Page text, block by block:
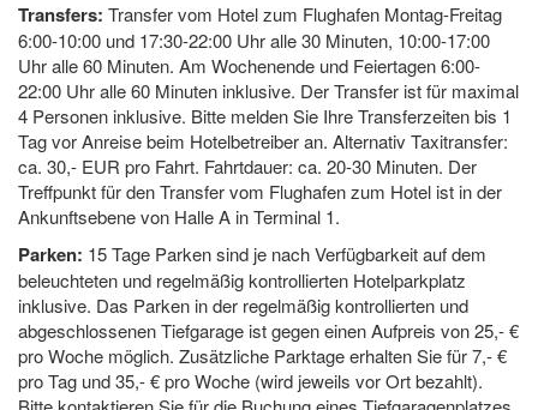
Transfers: Transfer vom Hotel zum Flughafen Montag-Freitag
6:00-10:00 und 17:30-22:00 Uhr alle 30 Minuten, 10:00-17:00
Uhr alle 60 Minuten. Am Wochenende und Feiertagen 6:00-
22:00 Uhr alle 60 Minuten inklusive. Der Transfer ist für maximal
4 Personen inklusive. Bitte melden Sie Ihre Transferzeiten bis 1
Tag vor Anreise beim Hotelbetreiber an. Alternativ Taxitransfer:
ca. 30,- EUR pro Fahrt. Fahrtdauer: ca. 20-30 Minuten. Der
Treffpunkt für den Transfer vom Flughafen zum Hotel ist in der
Ankunftsebene von Halle A in Terminal 1.
Parken: 15 Tage Parken sind je nach Verfügbarkeit auf dem
beleuchteten und regelmäßig kontrollierten Hotelparkplatz
inklusive. Das Parken in der regelmäßig kontrollierten und
abgeschlossenen Tiefgarage ist gegen einen Aufpreis von 25,- €
pro Woche möglich. Zusätzliche Parktage erhalten Sie für 7,- €
pro Tag und 35,- € pro Woche (wird jeweils vor Ort bezahlt).